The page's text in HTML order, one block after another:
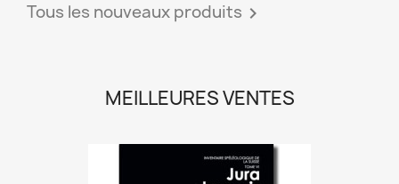
Tous les nouveaux produits 
MEILLEURES VENTES